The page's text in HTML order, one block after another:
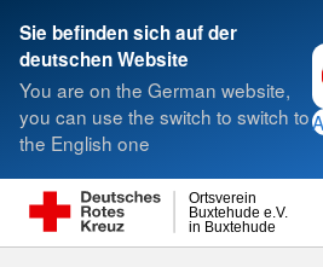
Sie befinden sich auf der
deutschen Website
You are on the German website,
you can use the switch to switch to
the English one
in Buxtehude
Buxtehude e.V.
Ortsverein
Suche